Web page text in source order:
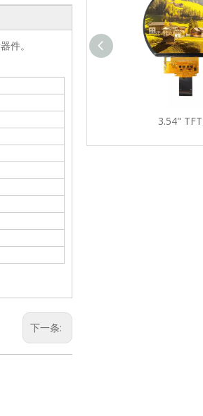
件。
下一条:
3.54"